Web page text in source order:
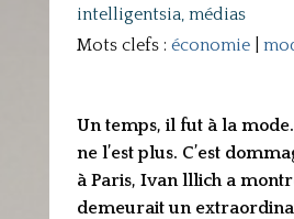
intelligentsia, médias
Mots clefs : économie|
Un temps, il fut à la
ne l’est plus. C’est
à Paris, Ivan lllich a
demeurait un